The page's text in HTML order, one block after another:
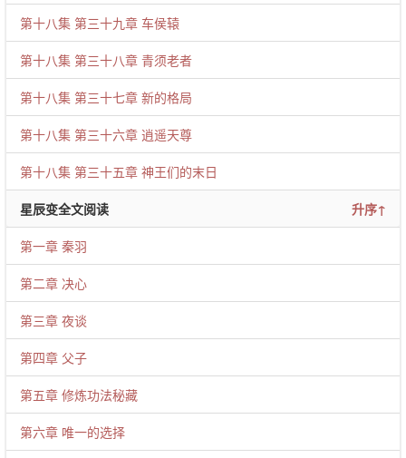
第十八集 第三十九章 车侯辕
第十八集 第三十八章 青须老者
第十八集 第三十七章 新的格局
第十八集 第三十六章 逍遥天尊
第十八集 第三十五章 神王们的末日
星辰变全文阅读 升序↑
第一章 秦羽
第二章 决心
第三章 夜谈
第四章 父子
第五章 修炼功法秘藏
第六章 唯一的选择